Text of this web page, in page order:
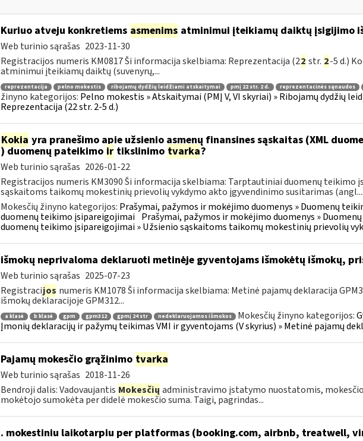
Kuriuo atveju konkretiems asmenims atminimui įteikiamų daiktų įsigijimo
Web turinio sąrašas 2023-11-30
Registracijos numeris KM0817 Ši informacija skelbiama: Reprezentacija (22 str. 2-5 d.)
atminimui įteikiamų daiktų (suvenyrų,...
reprezentacija pelno mokestis ribojamų dydžių leidžiami atskaitymai pmį 22 str. 2 d. reprezentacinės sąnaudos
žinyno kategorijos: Pelno mokestis » Atskaitymai (PMĮ V, VI skyriai) » Ribojamų dydžių
Reprezentacija (22 str. 2-5 d.)
Kokia yra pranešimo apie užsienio asmenų finansines sąskaitas (XML
) duomenų pateikimo irtikslinimo tvarka?
Web turinio sąrašas 2026-01-22
Registracijos numeris KM3090 Ši informacija skelbiama: Tarptautiniai duomenų teikimo
sąskaitoms taikomų mokestinių prievolių vykdymo akto įgyvendinimo susitarimas (angl....
Mokesčių žinyno kategorijos: Prašymai, pažymos ir mokėjimo duomenys » Duomenų
duomenų teikimo įsipareigojimai Prašymai, pažymos ir mokėjimo duomenys »
duomenų teikimo įsipareigojimai » Užsienio sąskaitoms taikomų mokestinių prievolių
išmokų neprivaloma deklaruoti metinėje gyventojams išmokėtų išmokų,
Web turinio sąrašas 2025-07-23
Registracijos numeris KM1078 Ši informacija skelbiama: Metinė pajamų deklaracija
išmokų deklaracijoje GPM312...
a klasė b klasė gpm gpm312 gpmį 24 str nedeklaruojamos išmokos Mokesčių žinyno kategorijos:
Įmonių deklaracijų ir pažymų teikimas VMI ir gyventojams (V skyrius) » Metinė pajamų
Pajamų mokesčio grąžinimo tvarka
Web turinio sąrašas 2018-11-26
Bendroji dalis: Vadovaujantis Mokesčių administravimo įstatymo nuostatomis,
mokėtojo sumokėta per didelė mokesčio suma. Taigi, pagrindas...
. mokestiniu laikotarpiu per platformas (booking.com, airbnb, treatwell,